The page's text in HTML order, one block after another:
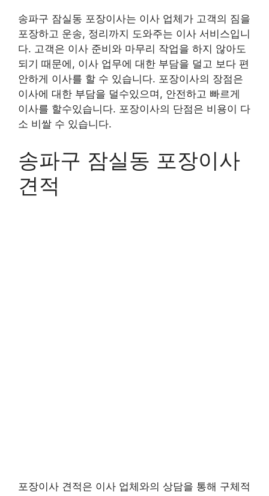
송파구 잠실동 포장이사는 이사 업체가 고객의 짐을
포장하고 운송, 정리까지 도와주는 이사 서비스입니
다. 고객은 이사 준비와 마무리 작업을 하지 않아도
되기 때문에, 이사 업무에 대한 부담을 덜고 보다 편
안하게 이사를 할 수 있습니다. 포장이사의 장점은
이사에 대한 부담을 덜수있으며, 안전하고 빠르게
이사를 할수있습니다. 포장이사의 단점은 비용이 다
소 비쌀 수 있습니다.
송파구 잠실동 포장이사
견적
포장이사 견적은 이사 업체와의 상담을 통해 구체적